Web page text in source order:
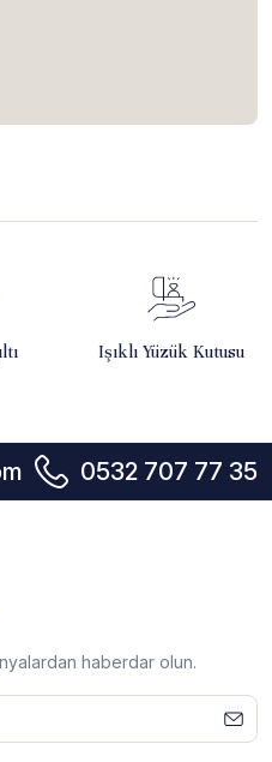
Işıklı Yüzük Kutusu
0532 707 77 35
haberdar olun.